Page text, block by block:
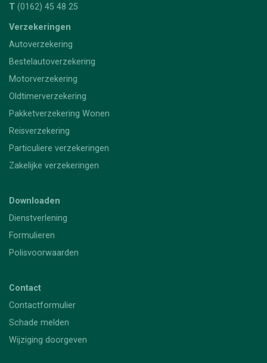
T (0162) 45 48 25
Verzekeringen
Autoverzekering
Bestelautoverzekering
Motorverzekering
Oldtimerverzekering
Pakketverzekering Wonen
Reisverzekering
Particuliere verzekeringen
Zakelijke verzekeringen
Downloaden
Dienstverlening
Formulieren
Polisvoorwaarden
Contact
Contactformulier
Schade melden
Wijziging doorgeven